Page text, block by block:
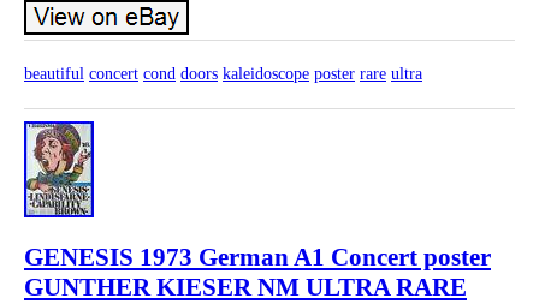
beautiful concert cond doors kaleidoscope poster rare ultra
GENESIS 1973 German A1 Concert poster
GUNTHER KIESER NM ULTRA RARE